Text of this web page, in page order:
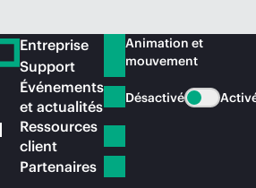
Entreprise
Support
Événements
et actualités
Ressources
client
Partenaires
Animation et
mouvement
Désactivé